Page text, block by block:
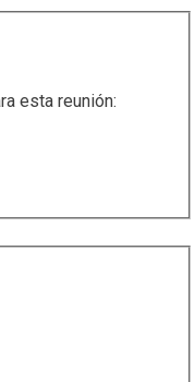
esta reunión: